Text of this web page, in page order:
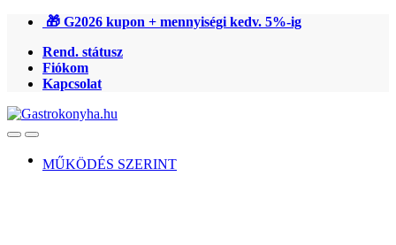
Ugrás
navigációhoz
Ugrás
tartalomra
🎁 G2026 kupon + mennyiségi kedv. 5%-ig
Rend. státusz
Fiókom
Kapcsolat
OpenClose
MŰKÖDÉS SZERINT